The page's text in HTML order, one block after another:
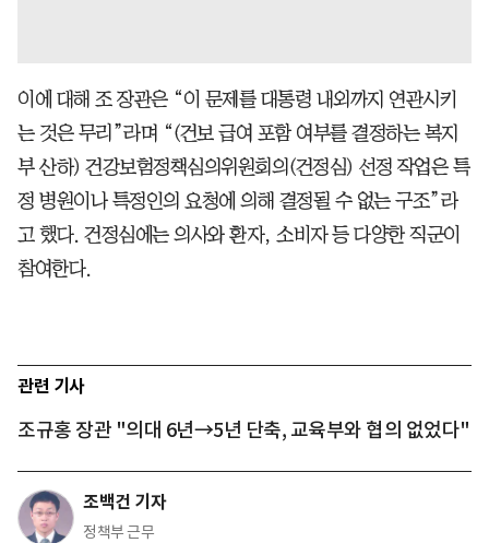
이에 대해 조 장관은 “이 문제를 대통령 내외까지 연관시키
는 것은 무리”라며 “(건보 급여 포함 여부를 결정하는 복지
부 산하) 건강보험정책심의위원회의(건정심) 선정 작업은 특
정 병원이나 특정인의 요청에 의해 결정될 수 없는 구조”라
고 했다. 건정심에는 의사와 환자, 소비자 등 다양한 직군이
참여한다.
관련 기사
조규홍 장관 "의대 6년→5년 단축, 교육부와 협의 없었다"
조백건 기자
정책부 근무